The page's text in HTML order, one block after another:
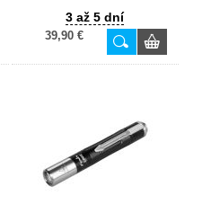
3 až 5 dní
39,90 €